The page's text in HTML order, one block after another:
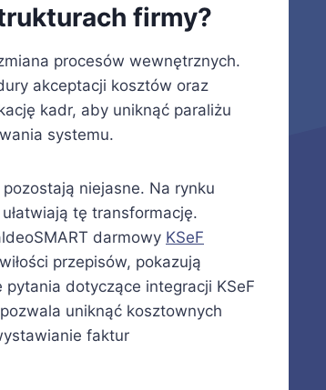
firmy?
procesów wewnętrznych.
akceptacji kosztów oraz
kadr, aby uniknąć paraliżu
systemu.
niejasne. Na rynku
tę transformację.
darmowy KSeF
przepisów, pokazują
dotyczące integracji KSeF
uniknąć kosztownych
faktur